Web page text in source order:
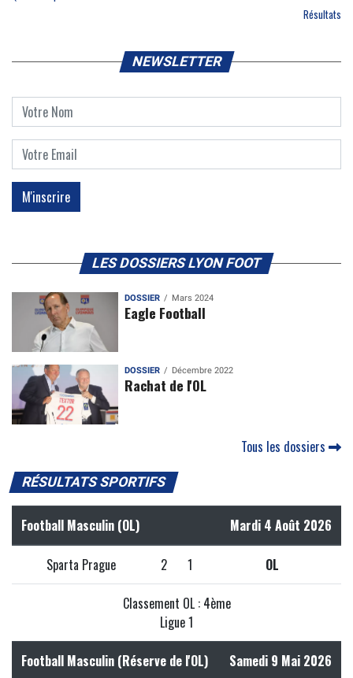
Résultats
NEWSLETTER
LES DOSSIERS LYON FOOT
DOSSIER Mars 2024
Eagle Football
DOSSIER Décembre 2022
Rachat de l'OL
Tous les dossiers
RÉSULTATS SPORTIFS
Football Masculin (OL) Mardi 4 Août 2026
Sparta Prague 2 1 OL
Classement OL : 4ème
Ligue 1
Football Masculin (Réserve de l'OL) Samedi 9 Mai 2026